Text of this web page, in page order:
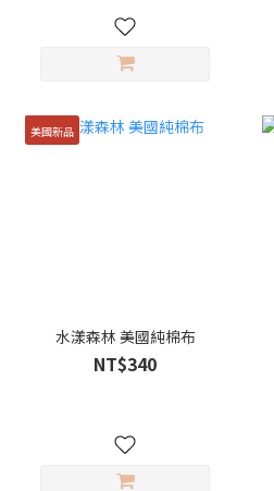
美國新品
水漾森林 美國純棉布
NT$340